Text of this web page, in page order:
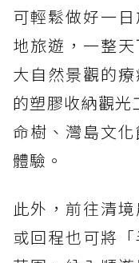
可輕鬆做好一
地旅遊，一整
大自然景觀的
的塑膠收納觀光
命樹、灣島文
體驗。
此外，前往清
或回程也可將